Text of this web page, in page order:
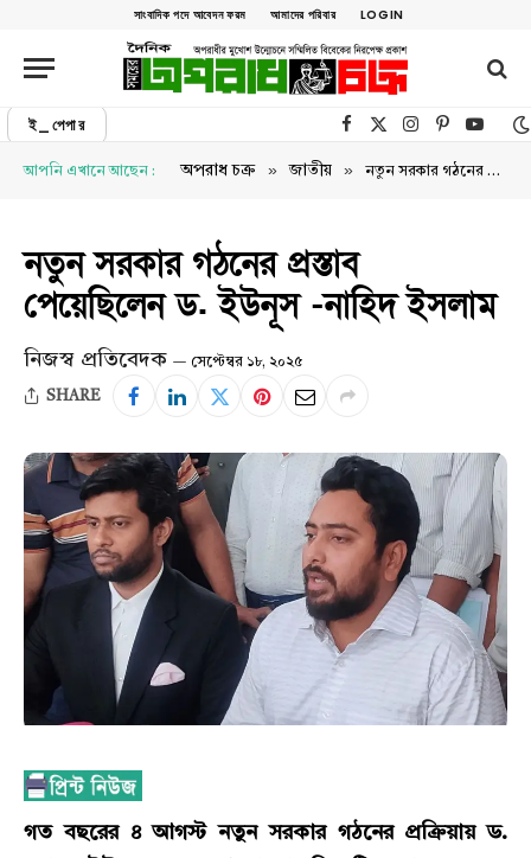
সাংবাদিক পদে আবেদন ফরম আমাদের পরিবার LOGIN
ই_পেপার Facebook
X (Twitter)Instagram
Pinterest
আপনি এখানে আছেন : অপরাধ চক্র » জাতীয় » নতুন সরকার গঠনের প্রস্তাব পেয়েছিলেন ড. ইউনূস -নাহিদ ইসলাম
নতুন সরকার গঠনের প্রস্তাব
পেয়েছিলেন ড. ইউনূস -নাহিদ ইসলাম
নিজস্ব প্রতিবেদক সেপ্টেম্বর ১৮, ২০২৫
SHARE
গত বছরের ৪ আগস্ট নতুন সরকার গঠনের প্রক্রিয়ায় ড.